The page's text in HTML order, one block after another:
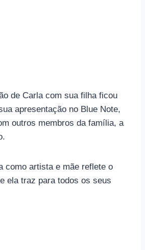
de Carla com sua filha ficou
apresentação no Blue Note,
outros membros da família, a
como artista e mãe reflete o
ela traz para todos os seus